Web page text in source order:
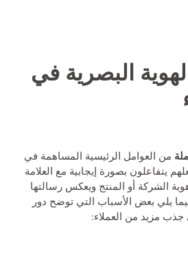
البصرية في
من العوامل الرئيسية المساهمة في
يتفاعلون بصورة إيجابية مع العلامة
الشركة أو المنتج ويعكس رسالتها
يلي بعض الأسباب التي توضح دور
جذب مزيد من العملاء: